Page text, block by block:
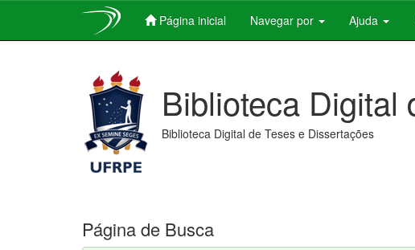
Página inicial Navegar por Ajuda
Biblioteca Digital
Biblioteca Digital de Teses e Dissertações
Página de Busca